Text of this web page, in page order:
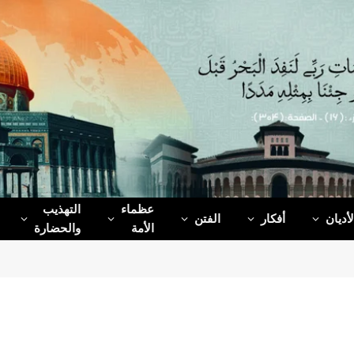
أفكار الفتن
عظماء‌
الأمة
التهذيب
والحضارة